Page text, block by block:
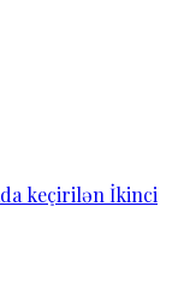
keçirilən İkinci